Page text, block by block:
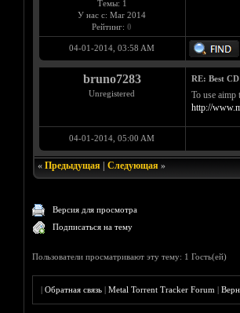
Темы: 1
У нас с: Mar 2014
Рейтинг: 0
04-01-2014, 03:58 AM
bruno7283
Unregistered
RE: Best
To use aimp
http://
04-01-2014, 05:00 AM
« Предыдущая| Следующая»
Версия для просмотра
Подписаться на тему
Пользователи просматривают эту тему: 1 Гость(ей)
|Обратная связь |Metal Torrent Tracker Forum |